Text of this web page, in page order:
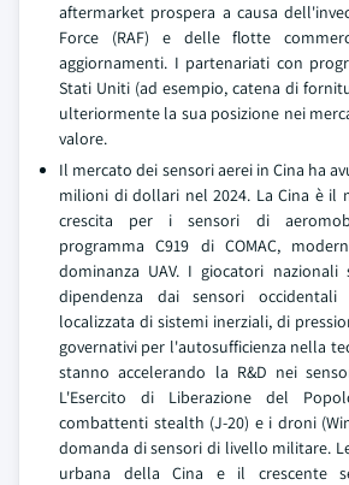
aftermarket prospera a causa
Force (RAF) e delle flotte
aggiornamenti. I partenariati con
Stati Uniti (ad esempio, catena di
ulteriormente la sua posizione nei
valore.
Il mercato dei sensori aerei in Cina ha
milioni di dollari nel 2024. La Cina è il
crescita per i sensori di
programma C919 di COMAC,
dominanza UAV. I giocatori
dipendenza dai sensori
localizzata di sistemi inerziali, di
governativi per l'autosufficienza nella
stanno accelerando la R&D nei
L'Esercito di Liberazione del
combattenti stealth (J-20) e i droni
domanda di sensori di livello militare.
urbana della Cina e il crescente